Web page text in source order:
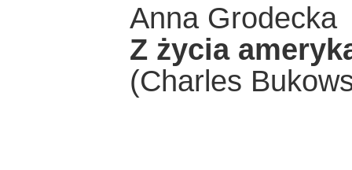
Anna Grodecka
Z życia
(Charles